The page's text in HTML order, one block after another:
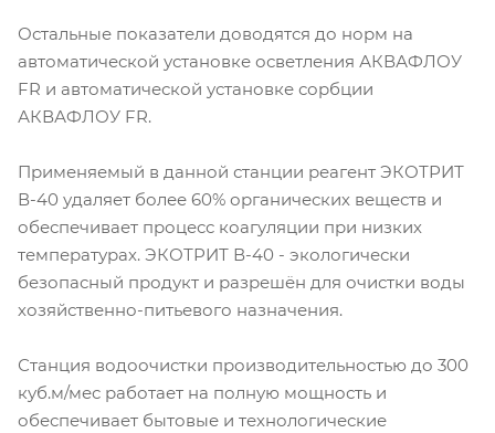
Остальные показатели доводятся до норм на
автоматической установке осветления АКВАФЛОУ
FR и автоматической установке сорбции
АКВАФЛОУ FR.
Применяемый в данной станции реагент ЭКОТРИТ
В-40 удаляет более 60% органических веществ и
обеспечивает процесс коагуляции при низких
температурах. ЭКОТРИТ В-40 - экологически
безопасный продукт и разрешён для очистки воды
хозяйственно-питьевого назначения.
Станция водоочистки производительностью до 300
куб.м/мес работает на полную мощность и
обеспечивает бытовые и технологические